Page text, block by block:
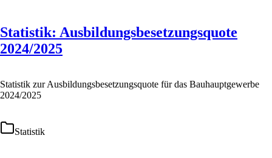
Statistik: Ausbildungsbesetzungsquote
2024/2025
Statistik zur Ausbildungsbesetzungsquote für das Bauhauptgewerbe
2024/2025
Statistik